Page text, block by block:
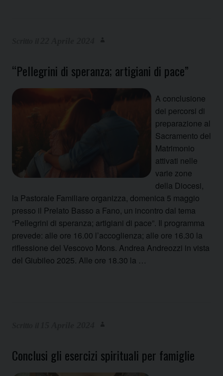
“Pellegrini di speranza; artigiani di pace”
A conclusione
dei percorsi di
preparazione al
Sacramento del
Matrimonio
attivati nelle
varie zone
della Diocesi,
la Pastorale Familiare organizza, domenica 5 maggio
presso il Prelato Basso a Fano, un incontro dal tema
“Pellegrini di speranza; artigiani di pace”. Il programma
prevede: alle ore 16.00 l’accoglienza; alle ore 16.30 la
riflessione del Vescovo Mons. Andrea Andreozzi in vista
del Giubileo 2025. Alle ore 18.30 la …
Conclusi gli esercizi spirituali per famiglie